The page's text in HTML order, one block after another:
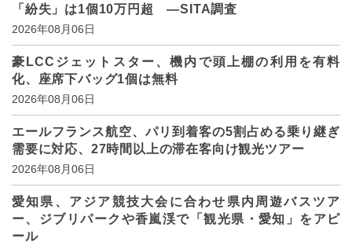
「紛失」は1個10万円超 ―SITA調査
2026年08月06日
豪LCCジェットスター、機内で頭上棚の利用を有料
化、座席下バッグ1個は無料
2026年08月06日
エールフランス航空、パリ到着客の5割占める乗り継ぎ
需要に対応、27時間以上の滞在客向け観光ツアー
2026年08月06日
愛知県、アジア競技大会に合わせ県内周遊バスツア
ー、ジブリパークや香嵐渓で「観光県・愛知」をアピ
ール